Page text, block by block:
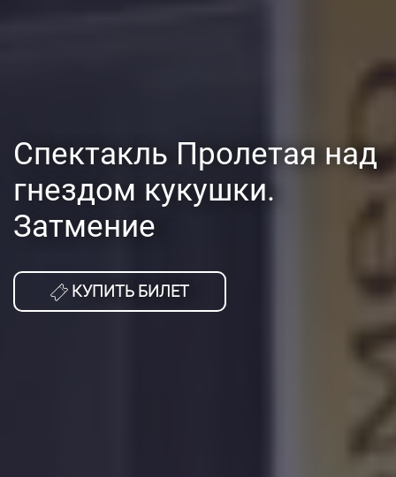
Спектакль Пролетая над
гнездом кукушки.
Затмение
КУПИТЬ БИЛЕТ